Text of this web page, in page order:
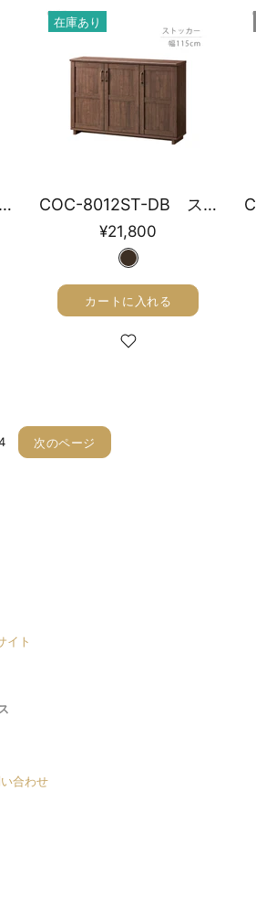
COC-3580LT-DB テーブル 幅79cm
在庫あり
COC-8012ST-DB ストッカー 幅115cm
¥21,800
カートに入れる
次のページ
イト
合わせ